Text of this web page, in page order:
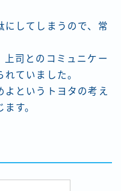
にしてしまうので、常
上司とのコミュニケー
ていました。
というトヨタの考え
す。